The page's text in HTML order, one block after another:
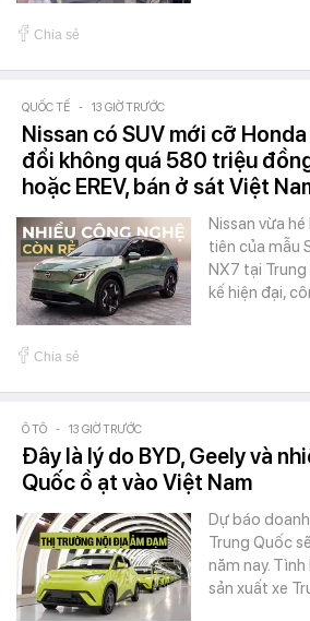
Chia sẻ
QUỐC TẾ - 13 GIỜ TRƯỚC
Nissan có SUV mới cỡ Honda
đổi không quá 580 triệu
hoặc EREV, bán ở sát Việt
Nissan vừa
tiên của mẫu
NX7 tại
kế hiện đại,
Chia sẻ
Ô TÔ - 13 GIỜ TRƯỚC
Đây là lý do BYD, Geely và
Quốc ồ ạt vào Việt Nam
Dự báo
Trung Quốc
năm nay.
sản xuất xe